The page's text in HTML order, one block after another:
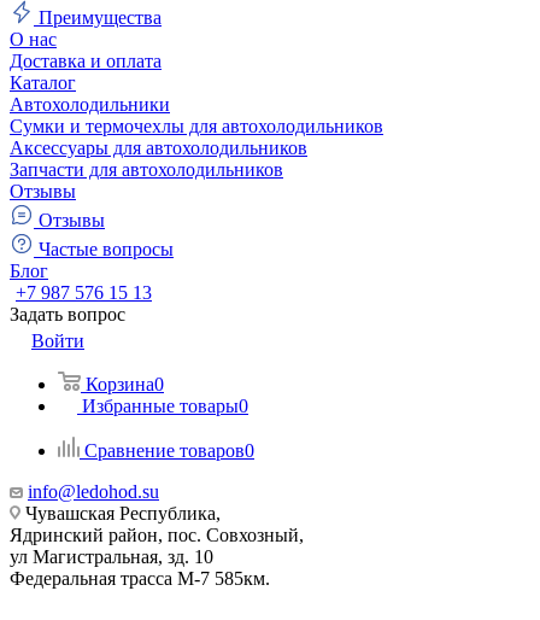
Преимущества
О нас
Доставка и оплата
Каталог
Автохолодильники
Сумки и термочехлы для автохолодильников
Аксессуары для автохолодильников
Запчасти для автохолодильников
Отзывы
Отзывы
Частые вопросы
Блог
+7 987 576 15 13
Задать вопрос
Войти
Корзина0
Избранные товары0
Сравнение товаров0
info@ledohod.su
Чувашская Республика,
Ядринский район, пос. Совхозный,
ул Магистральная, зд. 10
Федеральная трасса М-7 585км.